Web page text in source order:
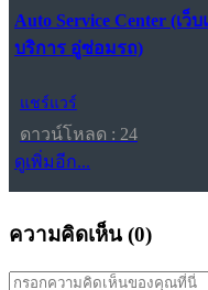
Auto Service Center (เ
บริการ อู่ซ่อมรถ)
แชร์แวร์
ดาวน์โหลด : 24
ดูเพิ่มอีก...
ความคิดเห็น (0)